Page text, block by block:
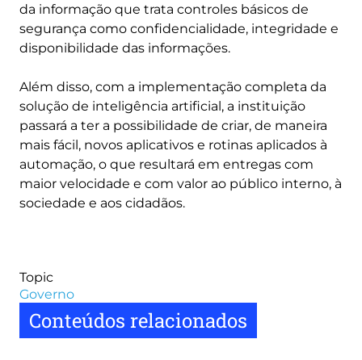
da informação que trata controles básicos de
segurança como confidencialidade, integridade e
disponibilidade das informações.
Além disso, com a implementação completa da
solução de inteligência artificial, a instituição
passará a ter a possibilidade de criar, de maneira
mais fácil, novos aplicativos e rotinas aplicados à
automação, o que resultará em entregas com
maior velocidade e com valor ao público interno, à
sociedade e aos cidadãos.
Topic
Governo
Conteúdos relacionados